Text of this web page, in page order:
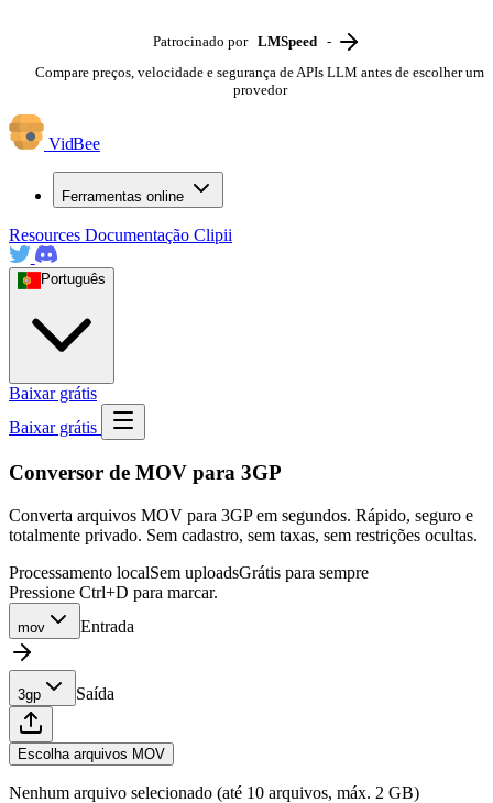
Patrocinado por LMSpeed -
Compare preços, velocidade e segurança de APIs LLM antes de escolher um
provedor
VidBee
Ferramentas online
Resources Documentação Clipii
Português
Baixar grátis
Baixar grátis
Conversor de MOV para 3GP
Converta arquivos MOV para 3GP em segundos. Rápido, seguro e
totalmente privado. Sem cadastro, sem taxas, sem restrições ocultas.
Processamento localSem uploadsGrátis para sempre
Pressione Ctrl+D para marcar.
mov Entrada
3gp Saída
Escolha arquivos MOV
Nenhum arquivo selecionado (até 10 arquivos, máx. 2 GB)